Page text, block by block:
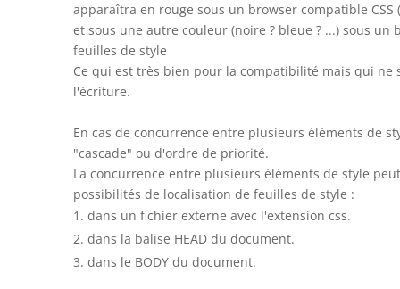
apparaîtra en rouge sous un browser compatible
et sous une autre couleur (noire ? bleue ? ...) sous
feuilles de style
Ce qui est très bien pour la compatibilité mais qui ne
l'écriture.
En cas de concurrence entre plusieurs éléments de
"cascade" ou d'ordre de priorité.
La concurrence entre plusieurs éléments de style
possibilités de localisation de feuilles de style :
dans un fichier externe avec l'extension css.
dans la balise HEAD du document.
dans le BODY du document.